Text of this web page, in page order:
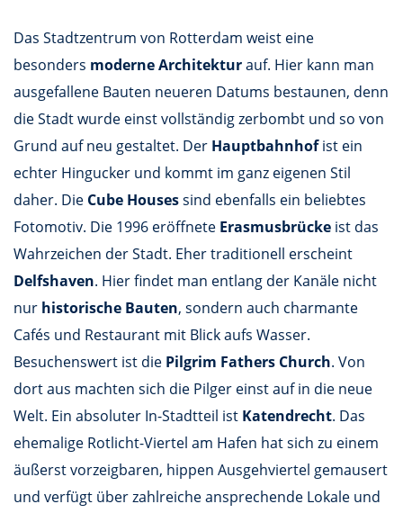
Das Stadtzentrum von Rotterdam weist eine
besonders moderne Architekturauf. Hier kann man
ausgefallene Bauten neueren Datums bestaunen, denn
die Stadt wurde einst vollständig zerbombt und so von
Grund auf neu gestaltet. Der Hauptbahnhofist ein
echter Hingucker und kommt im ganz eigenen Stil
daher. Die Cube Housessind ebenfalls ein beliebtes
Fotomotiv. Die 1996 eröffnete Erasmusbrücke ist das
Wahrzeichen der Stadt. Eher traditionell erscheint
Delfshaven. Hier findet man entlang der Kanäle nicht
nur historische Bauten, sondern auch charmante
Cafés und Restaurant mit Blick aufs Wasser.
Besuchenswert ist die Pilgrim Fathers Church. Von
dort aus machten sich die Pilger einst auf in die neue
Welt. Ein absoluter In-Stadtteil ist Katendrecht. Das
ehemalige Rotlicht-Viertel am Hafen hat sich zu einem
äußerst vorzeigbaren, hippen Ausgehviertel gemausert
und verfügt über zahlreiche ansprechende Lokale und